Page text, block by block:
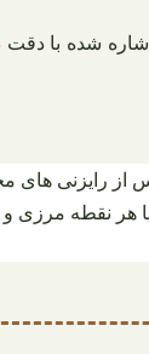
شده با دقت
از رایزنی
هر نقطه مرزی